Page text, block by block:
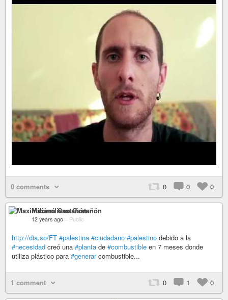
0 comments 0 0 0
Maximiliano Castañón
12 years ago – Public
http://dia.so/FT #palestina #ciudadano #palestino debido a la
#necesidad creó una #planta de #combustible en 7 meses donde
utiliza plástico para #generarcombustible...
1 comment 0 1 0